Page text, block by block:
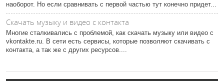
наоборот. Но если сравнивать с первой частью тут конечно придет...
Скачать музыку и видео с контакта
Многие сталкивались с проблемой, как скачать музыку или видео с
vkontakte.ru. В сети есть сервисы, которые позволяют скачивать с
контакта, а так же с других ресурсов....